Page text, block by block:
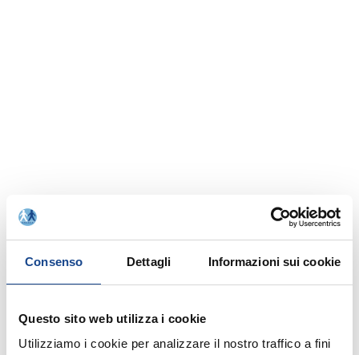
Consenso Dettagli Informazioni sui cookie
Questo sito web utilizza i cookie
Utilizziamo i cookie per analizzare il nostro traffico a fini